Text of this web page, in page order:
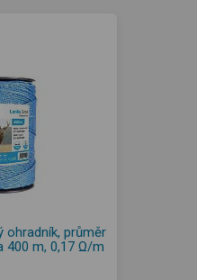
ohradník, průměr
400 m, 0,17 Ω/m